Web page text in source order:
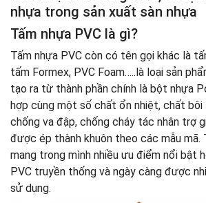
nhựa trong sản xuất sàn nhựa
Tấm nhựa PVC là gì?
Tấm nhựa PVC còn có tên gọi khác là
tấm Formex, PVC Foam…..là loại sản
tạo ra từ thành phần chính là bột nhựa
hợp cùng một số chất ổn nhiệt, chất
chống va đập, chống cháy tác nhân trợ
được ép thành khuôn theo các mẫu mã.
mang trong mình nhiều ưu điểm nổi bật
PVC truyền thống và ngày càng được
sử dụng.